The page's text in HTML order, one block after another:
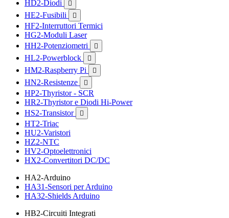
HD2-Diodi 
HE2-Fusibili 
HF2-Interruttori Termici
HG2-Moduli Laser
HH2-Potenziometri

HL2-Powerblock 
HM2-Raspberry Pi 
HN2-Resistenze 
HP2-Thyristor - SCR
HR2-Thyristor e Diodi Hi-Power
HS2-Transistor

HT2-Triac
HU2-Varistori
HZ2-NTC
HV2-Optoelettronici
HX2-Convertitori DC/DC
HA2-Arduino
HA31-Sensori per Arduino
HA32-Shields Arduino
HB2-Circuiti Integrati